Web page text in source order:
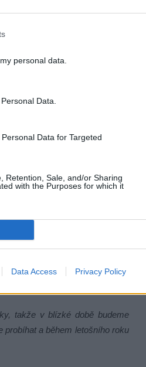
personal data.
Data.
Data for Targeted
Retention, Sale, and/or Sharing
with the Purposes for which it
Data Access Privacy Policy
takže v blízké době budeme
a během letošního roku